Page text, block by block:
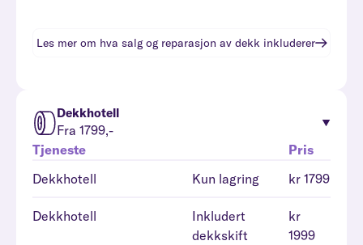
Les mer om hva salg og reparasjon av dekk inkluderer
Dekkhotell
Fra 1799,-
Tjeneste
Pris
Dekkhotell
Kun lagring kr 1799
Dekkhotell
Inkludert
dekkskift
kr
1999